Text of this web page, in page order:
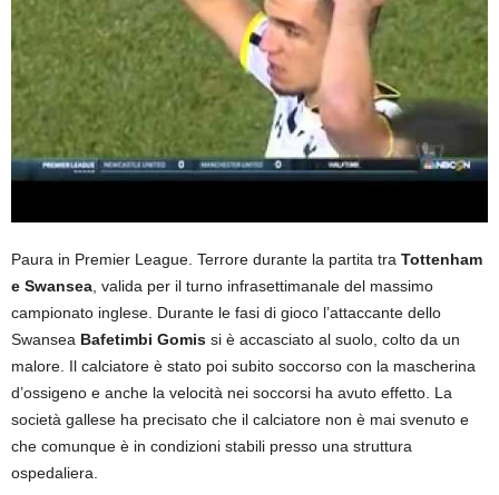
Paura in Premier League. Terrore durante la partita tra Tottenham
e Swansea, valida per il turno infrasettimanale del massimo
campionato inglese. Durante le fasi di gioco l’attaccante dello
Swansea Bafetimbi Gomis si è accasciato al suolo, colto da un
malore. Il calciatore è stato poi subito soccorso con la mascherina
d’ossigeno e anche la velocità nei soccorsi ha avuto effetto. La
società gallese ha precisato che il calciatore non è mai svenuto e
che comunque è in condizioni stabili presso una struttura
ospedaliera.